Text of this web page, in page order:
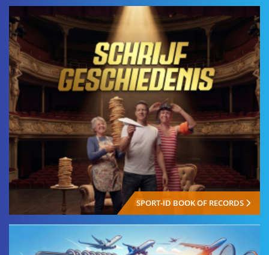
SPORT-ID BOOK OF RECORDS